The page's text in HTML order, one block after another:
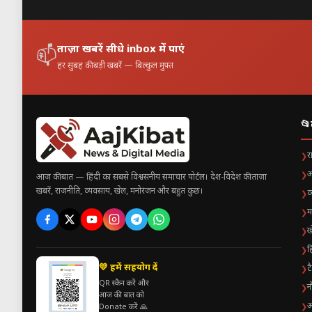
देसी गुड़ और लीवर (Liver) के
लीवर शरीर का सबसे महत्वपूर्ण अंग
विषैले पदार्थ बाहर
पाचन रस (Bile) बनाता है
शरीर के मेटाबॉलिज़्म को
📫ताज़ा खबरें सीधे inbox में पाएं
हर सुबह की बड़ी खबरें — बिल्कुल मुफ़्त
आज की बात — हिंदी का सबसे विश्वसनीय समाचार पोर्टल। देश-विदेश की ताज़ा
खबरें, राजनीति, व्यवसाय, खेल, मनोरंजन और बहुत कुछ।
💛 हमें सहयोग दें
QR स्कैन करें और
आज की बात को
Donate करें 🙏
📂
❯
❯
❯
❯
❯
❯
❯
❯
❯